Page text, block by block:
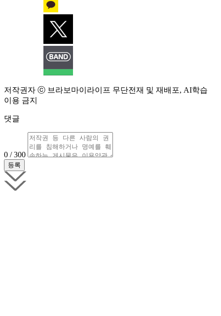
저작권자 ⓒ 브라보마이라이프 무단전재 및 재배포, AI학습
이용 금지
댓글
0 / 300